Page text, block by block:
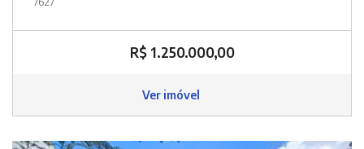
R$ 1.250.000,00
Ver imóvel